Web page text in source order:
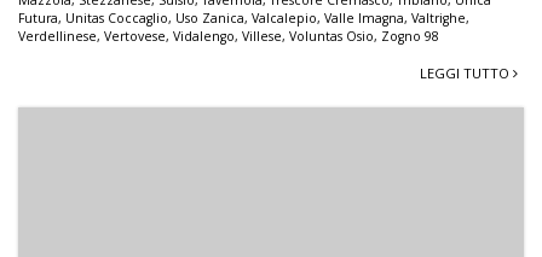
Futura, Unitas Coccaglio, Uso Zanica, Valcalepio, Valle Imagna, Valtrighe,
Verdellinese, Vertovese, Vidalengo, Villese, Voluntas Osio, Zogno 98
LEGGI TUTTO